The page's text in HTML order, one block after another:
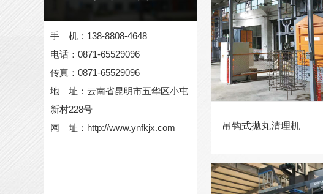
手 机：138-8808-4648
电话：0871-65529096
传真：0871-65529096
地 址：云南省昆明市五华区小屯
新村228号
网 址：http://www.ynfkjx.com
吊钩式抛丸清理机